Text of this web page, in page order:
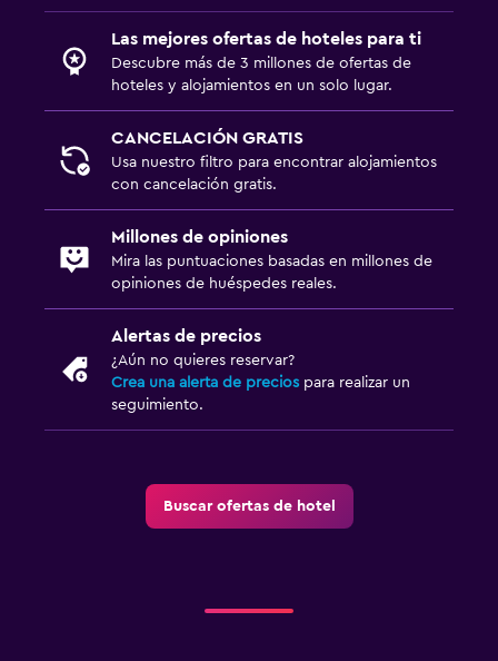
Las mejores ofertas de hoteles para ti
Descubre más de 3 millones de ofertas de
hoteles y alojamientos en un solo lugar.
CANCELACIÓN GRATIS
Usa nuestro filtro para encontrar alojamientos
con cancelación gratis.
Millones de opiniones
Mira las puntuaciones basadas en millones de
opiniones de huéspedes reales.
Alertas de precios
¿Aún no quieres reservar?
Crea una alerta de precios para realizar un
seguimiento.
Buscar ofertas de hotel